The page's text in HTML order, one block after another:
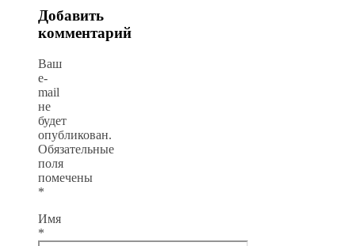
Добавить
комментарий
Ваш
e-
mail
не
будет
опубликован.
Обязательные
поля
помечены
*
Имя
*